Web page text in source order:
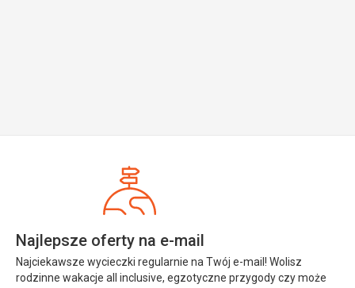
Najlepsze oferty na e-mail
Najciekawsze wycieczki regularnie na Twój e-mail! Wolisz
rodzinne wakacje all inclusive, egzotyczne przygody czy może